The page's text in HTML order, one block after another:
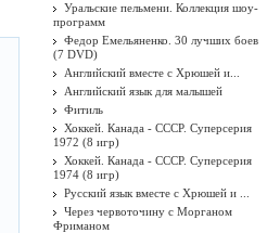
Уральские пельмени. Коллекция шоу-
программ
Федор Емельяненко. 30 лучших боев
(7 DVD)
Английский вместе с Хрюшей и...
Английский язык для малышей
Фитиль
Хоккей. Канада - СССР. Суперсерия
1972 (8 игр)
Хоккей. Канада - СССР. Суперсерия
1974 (8 игр)
Русский язык вместе с Хрюшей и ...
Через червоточину с Морганом
Фриманом